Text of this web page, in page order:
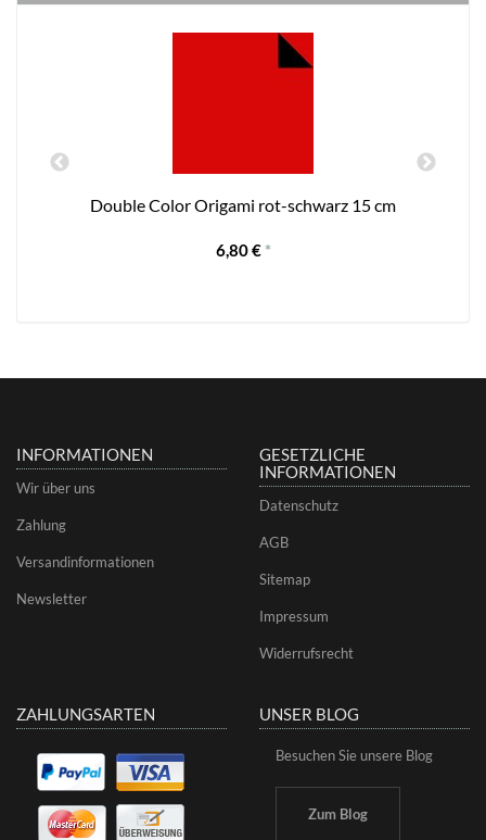
Double Color Origami rot-schwarz 15 cm
6,80 € *
INFORMATIONEN
Wir über uns
Zahlung
Versandinformationen
Newsletter
GESETZLICHE
INFORMATIONEN
Datenschutz
AGB
Sitemap
Impressum
Widerrufsrecht
ZAHLUNGSARTEN UNSER BLOG
Besuchen Sie unsere Blog
Zum Blog